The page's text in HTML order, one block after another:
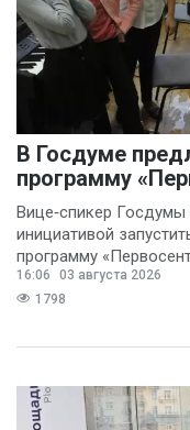
В Госдуме
программу
Вице‑спикер
инициативой
программу
предполагает
16:06
03 августа 2026
1798